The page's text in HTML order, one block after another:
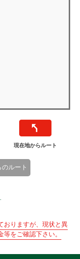
現在地からルート
のルート
おりますが、現状と異
をご確認下さい。